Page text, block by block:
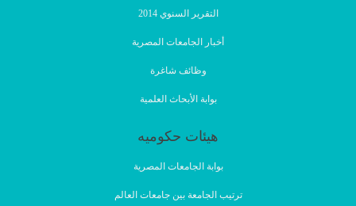
التقرير السنوي 2014
أخبار الجامعات المصرية
وظائف شاغرة
بوابة الأبحاث العلمية
هيئات حكوميه
بوابة الجامعات المصرية
ترتيب الجامعة بين جامعات العالم